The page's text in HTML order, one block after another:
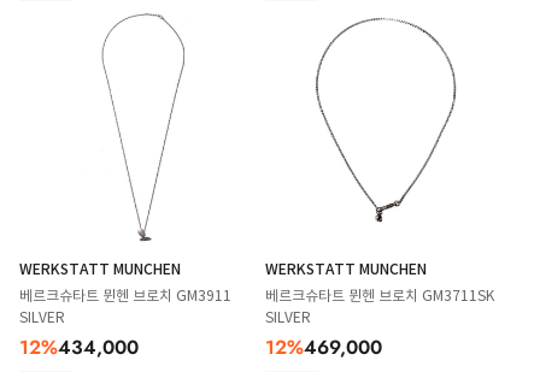
WERKSTATT MUNCHEN
베르크슈타트 뮌헨 브로치 GM3911
SILVER
12%434,000
WERKSTATT MUNCHEN
베르크슈타트 뮌헨 브로치 GM3711SK
SILVER
12%469,000